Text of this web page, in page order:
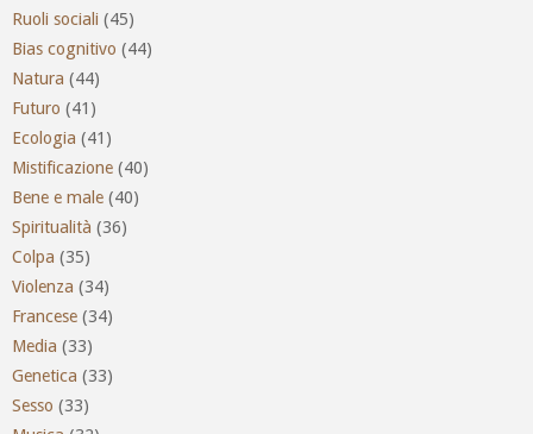
Ruoli sociali (45)
Bias cognitivo (44)
Natura (44)
Futuro (41)
Ecologia (41)
Mistificazione (40)
Bene e male (40)
Spiritualità (36)
Colpa (35)
Violenza (34)
Francese (34)
Media (33)
Genetica (33)
Sesso (33)